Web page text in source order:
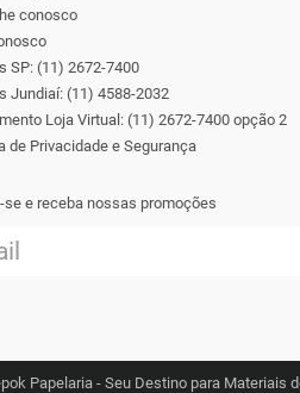
conosco
SP: (11) 2672-7400
Jundiaí: (11) 4588-2032
Loja Virtual: (11) 2672-7400 opção 2
de Privacidade e Segurança
se e receba nossas promoções
Papelaria - Seu Destino para Materiais